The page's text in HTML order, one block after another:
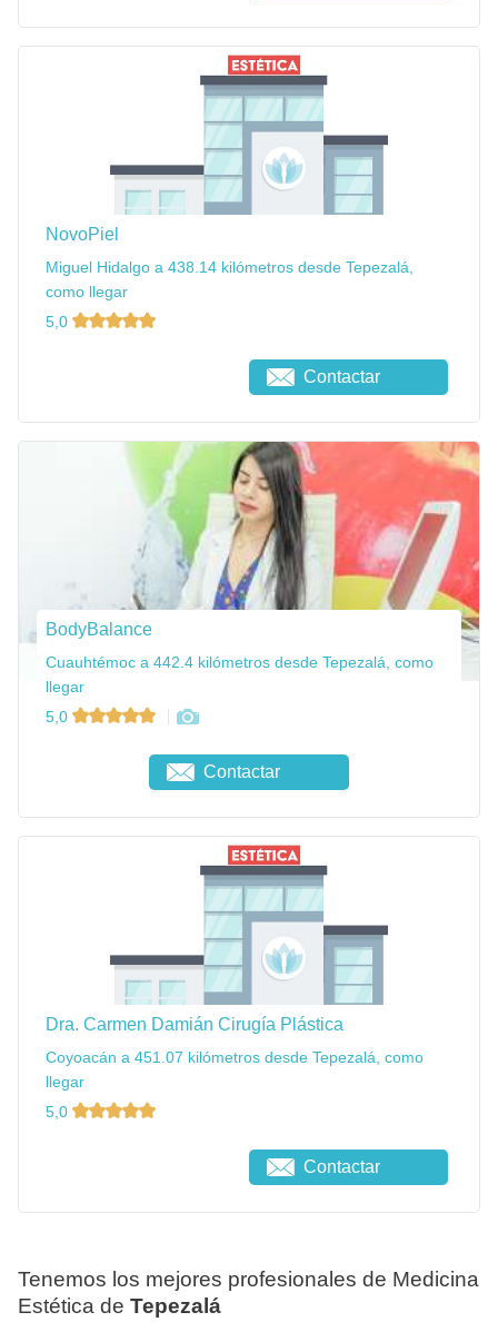
NovoPiel
Miguel Hidalgo a 438.14 kilómetros desde Tepezalá,
como llegar
5,0
Contactar
BodyBalance
Cuauhtémoc a 442.4 kilómetros desde Tepezalá, como
llegar
5,0
Contactar
Dra. Carmen Damián Cirugía Plástica
Coyoacán a 451.07 kilómetros desde Tepezalá, como
llegar
5,0
Contactar
Tenemos los mejores profesionales de Medicina
Estética de Tepezalá